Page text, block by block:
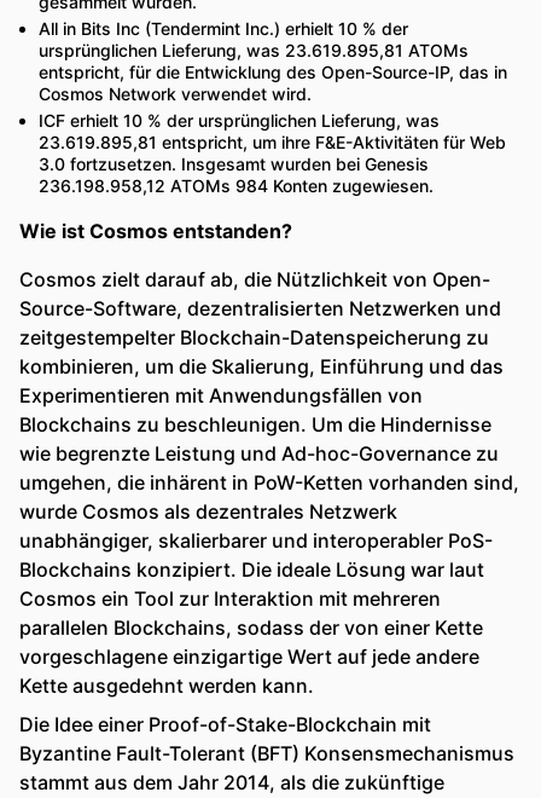
All in Bits Inc (Tendermint Inc.) erhielt 10 % der
ursprünglichen Lieferung, was 23.619.895,81 ATOMs
entspricht, für die Entwicklung des Open-Source-IP, das in
Cosmos Network verwendet wird.
ICF erhielt 10 % der ursprünglichen Lieferung, was
23.619.895,81 entspricht, um ihre F&E-Aktivitäten für Web
3.0 fortzusetzen. Insgesamt wurden bei Genesis
236.198.958,12 ATOMs 984 Konten zugewiesen.
Wie ist Cosmos entstanden?
Cosmos zielt darauf ab, die Nützlichkeit von Open-
Source-Software, dezentralisierten Netzwerken und
zeitgestempelter Blockchain-Datenspeicherung zu
kombinieren, um die Skalierung, Einführung und das
Experimentieren mit Anwendungsfällen von
Blockchains zu beschleunigen. Um die Hindernisse
wie begrenzte Leistung und Ad-hoc-Governance zu
umgehen, die inhärent in PoW-Ketten vorhanden sind,
wurde Cosmos als dezentrales Netzwerk
unabhängiger, skalierbarer und interoperabler PoS-
Blockchains konzipiert. Die ideale Lösung war laut
Cosmos ein Tool zur Interaktion mit mehreren
parallelen Blockchains, sodass der von einer Kette
vorgeschlagene einzigartige Wert auf jede andere
Kette ausgedehnt werden kann.
Die Idee einer Proof-of-Stake-Blockchain mit
Byzantine Fault-Tolerant (BFT) Konsensmechanismus
stammt aus dem Jahr 2014, als die zukünftige